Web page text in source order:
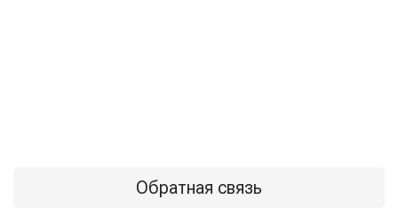
Обратная связь